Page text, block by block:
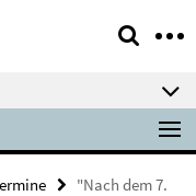
"Nach dem 7.